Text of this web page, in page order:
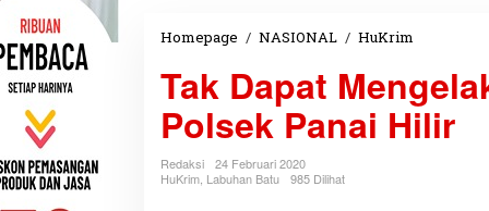
Homepage / NASIONAL / HuKrim
k
D
a
p
Tak Dapat
Polsek Panai Hilir
Redaksi
24 Februari 2020
HuKrim Labuhan Batu 985 Dilihat